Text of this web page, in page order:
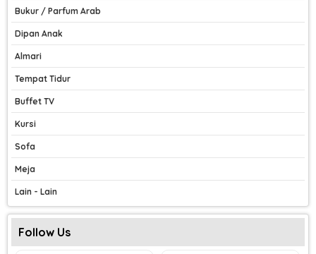
Bukur / Parfum Arab
Dipan Anak
Almari
Tempat Tidur
Buffet TV
Kursi
Sofa
Meja
Lain - Lain
Follow Us